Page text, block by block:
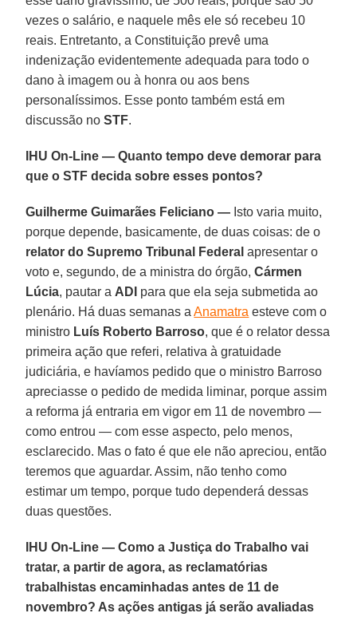
vezes o salário, e naquele mês ele só recebeu 10
reais. Entretanto, a Constituição prevê uma
indenização evidentemente adequada para todo o
dano à imagem ou à honra ou aos bens
personalíssimos. Esse ponto também está em
discussão noSTF.
IHU On-Line — Quanto tempo deve demorar para
que o STF decida sobre esses pontos?
Guilherme Guimarães Feliciano — Isto varia muito,
porque depende, basicamente, de duas coisas: de o
relator do Supremo Tribunal Federal apresentar o
voto e, segundo, de a ministra do órgão,Cármen
Lúcia, pautar a ADI para que ela seja submetida ao
plenário. Há duas semanas aAnamatra esteve com o
ministro Luís Roberto Barroso, que é o relator dessa
primeira ação que referi, relativa à gratuidade
judiciária, e havíamos pedido que o ministro Barroso
apreciasse o pedido de medida liminar, porque assim
a reforma já entraria em vigor em 11 de novembro —
como entrou — com esse aspecto, pelo menos,
esclarecido. Mas o fato é que ele não apreciou, então
teremos que aguardar. Assim, não tenho como
estimar um tempo, porque tudo dependerá dessas
duas questões.
IHU On-Line — Como a Justiça do Trabalho vai
tratar, a partir de agora, as reclamatórias
trabalhistas encaminhadas antes de 11 de
novembro? As ações antigas já serão avaliadas